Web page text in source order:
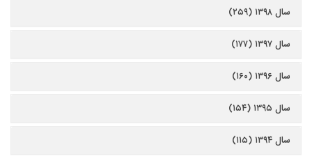
سال ۱۳۹۸ (۲۵۹)
سال ۱۳۹۷ (۱۷۷)
سال ۱۳۹۶ (۱۶۰)
سال ۱۳۹۵ (۱۵۴)
سال ۱۳۹۴ (۱۱۵)